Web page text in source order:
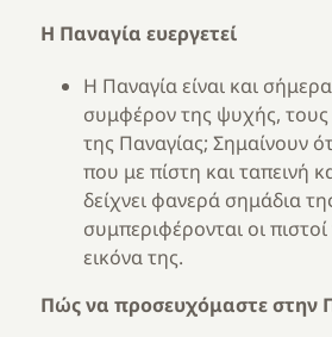
Η Παναγία ευεργετεί
Η Παναγία είναι και
συμφέρον της ψυχής, τους
της Παναγίας; Σημαίνουν
που με πίστη και ταπεινή
δείχνει φανερά σημάδια
συμπεριφέρονται οι
εικόνα της.
Πώς να προσευχόμαστε στην